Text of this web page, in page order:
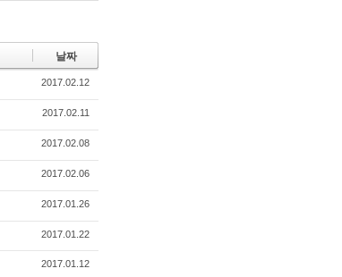
날짜
2017.02.12
2017.02.11
2017.02.08
2017.02.06
2017.01.26
2017.01.22
2017.01.12